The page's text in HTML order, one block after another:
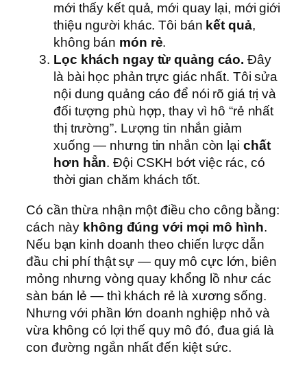
mới thấy kết quả, mới quay lại, mới giới
thiệu người khác. Tôi bán kết quả,
không bán món rẻ.
Lọc khách ngay từ quảng cáo. Đây
là bài học phản trực giác nhất. Tôi sửa
nội dung quảng cáo để nói rõ giá trị và
đối tượng phù hợp, thay vì hô “rẻ nhất
thị trường”. Lượng tin nhắn giảm
xuống — nhưng tin nhắn còn lại chất
hơn hẳn. Đội CSKH bớt việc rác, có
thời gian chăm khách tốt.
Có cần thừa nhận một điều cho công bằng:
cách này không đúng với mọi mô hình.
Nếu bạn kinh doanh theo chiến lược dẫn
đầu chi phí thật sự — quy mô cực lớn, biên
mỏng nhưng vòng quay khổng lồ như các
sàn bán lẻ — thì khách rẻ là xương sống.
Nhưng với phần lớn doanh nghiệp nhỏ và
vừa không có lợi thế quy mô đó, đua giá là
con đường ngắn nhất đến kiệt sức.